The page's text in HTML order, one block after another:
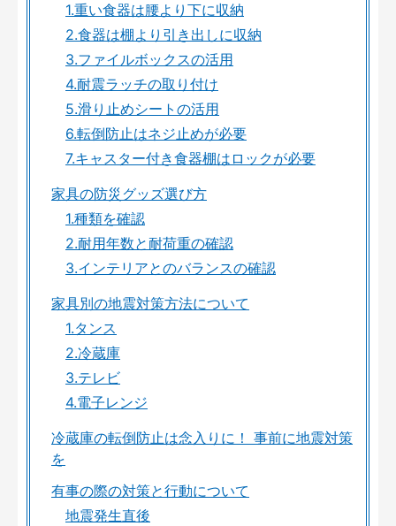
1.重い食器は腰より下に収納
2.食器は棚より引き出しに収納
3.ファイルボックスの活用
4.耐震ラッチの取り付け
5.滑り止めシートの活用
6.転倒防止はネジ止めが必要
7.キャスター付き食器棚はロックが必要
家具の防災グッズ選び方
1.種類を確認
2.耐用年数と耐荷重の確認
3.インテリアとのバランスの確認
家具別の地震対策方法について
1.タンス
2.冷蔵庫
3.テレビ
4.電子レンジ
冷蔵庫の転倒防止は念入りに！ 事前に地震対策
を
有事の際の対策と行動について
地震発生直後